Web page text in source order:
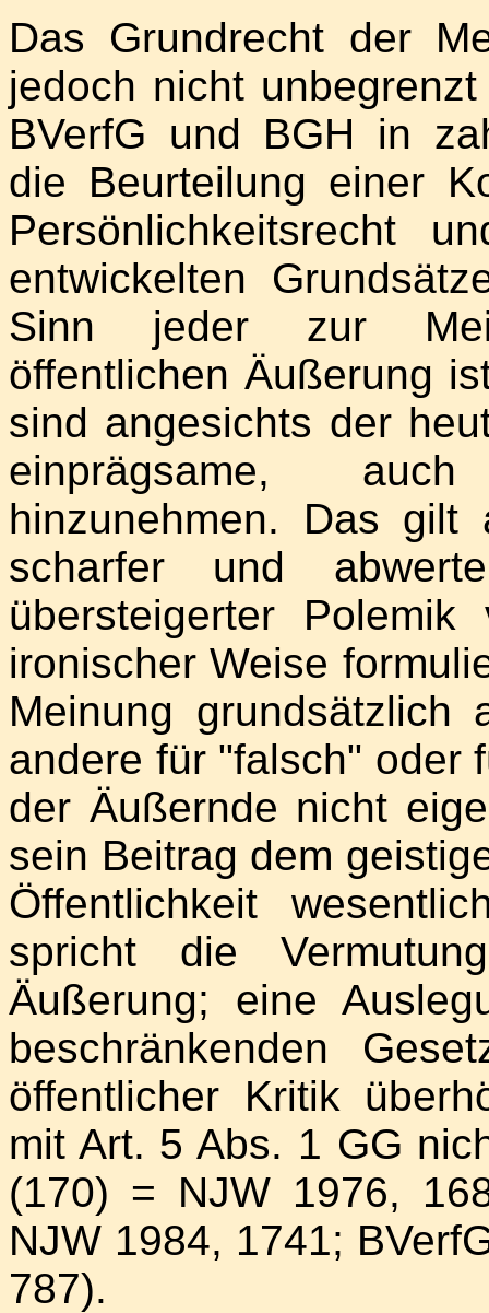
Das Grundrecht der
jedoch nicht
BVerfG und BGH in
die Beurteilung einer
Persönlichkeitsrecht
entwickelten
Sinn jeder zur
öffentlichen Äußerung
sind angesichts der
einprägsame,
hinzunehmen. Das
scharfer und
übersteigerter
ironischer Weise
Meinung
andere für "falsch" oder
der Äußernde nicht
sein Beitrag dem
Öffentlichkeit
spricht die
Äußerung; eine
beschränkenden
öffentlicher Kritik
mit Art. 5 Abs. 1 GG
(170) = NJW 1976,
NJW 1984, 1741;
787).